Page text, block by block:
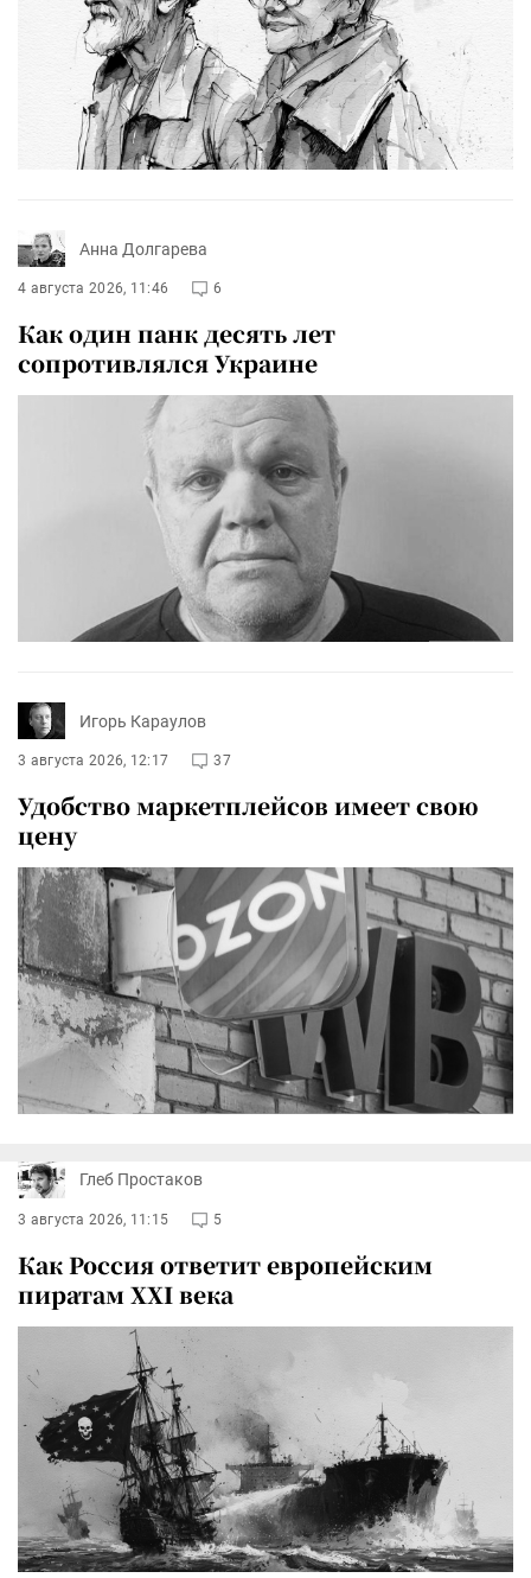
Анна Долгарева
4 августа 2026, 11:46 6
Как один панк десять лет
сопротивлялся Украине
Игорь Караулов
3 августа 2026, 12:17 37
Удобство маркетплейсов имеет свою
цену
Глеб Простаков
3 августа 2026, 11:15 5
Как Россия ответит европейским
пиратам XXI века